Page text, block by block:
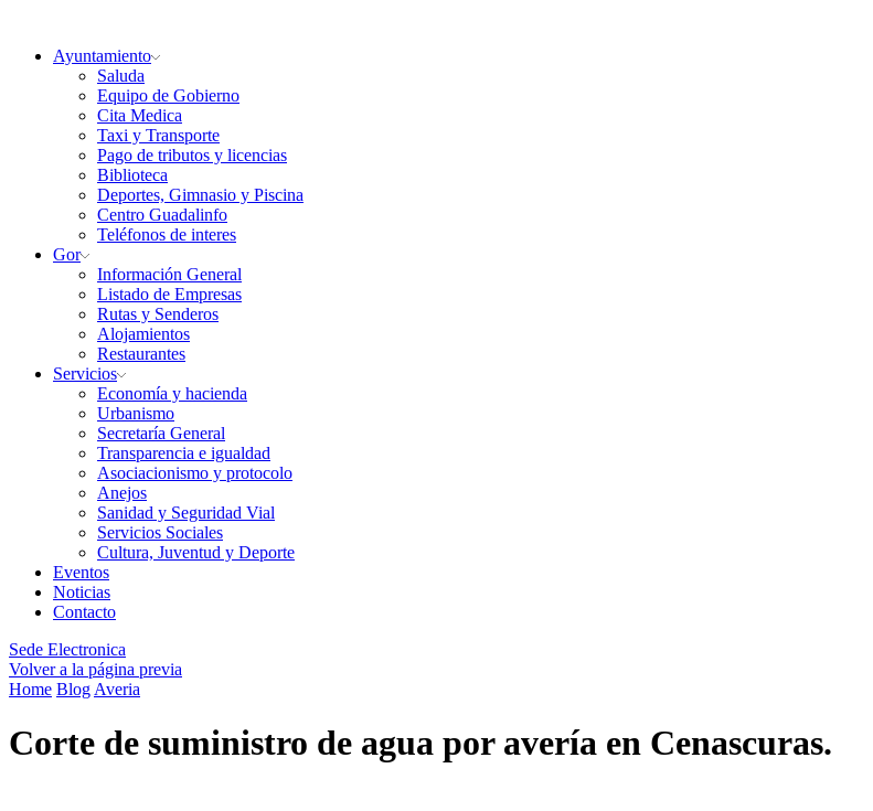
Ayuntamiento
Saluda
Equipo de Gobierno
Cita Medica
Taxi y Transporte
Pago de tributos y licencias
Biblioteca
Deportes, Gimnasio y Piscina
Centro Guadalinfo
Teléfonos de interes
Gor
Información General
Listado de Empresas
Rutas y Senderos
Alojamientos
Restaurantes
Servicios
Economía y hacienda
Urbanismo
Secretaría General
Transparencia e igualdad
Asociacionismo y protocolo
Anejos
Sanidad y Seguridad Vial
Servicios Sociales
Cultura, Juventud y Deporte
Eventos
Noticias
Contacto
Sede Electronica
Volver a la página previa
Home Blog Averia
Corte de suministro de agua por avería en Cenascuras.